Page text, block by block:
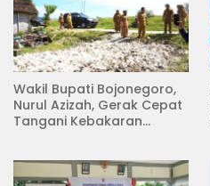
Wakil Bupati Bojonegoro,
Nurul Azizah, Gerak Cepat
Tangani Kebakaran